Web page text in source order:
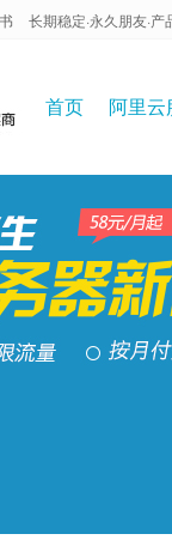
长期稳定·永久朋友·
首页 阿里云